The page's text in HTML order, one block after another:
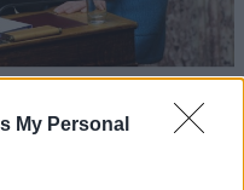
My Personal
Ζαρούλια της